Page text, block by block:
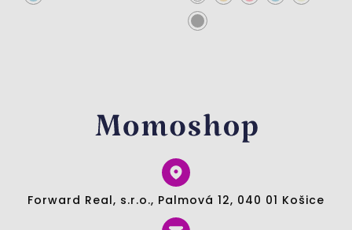
Forward Real, s.r.o., Palmová 12, 040 01 Košice